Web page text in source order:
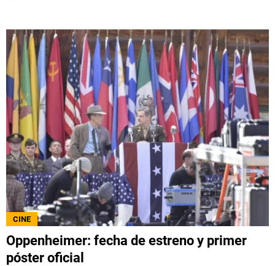
CINE
Oppenheimer: fecha de estreno y primer
póster oficial